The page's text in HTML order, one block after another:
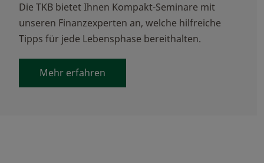
Die TKB bietet Ihnen Kompakt-Seminare mit
unseren Finanzexperten an, welche hilfreiche
Tipps für jede Lebensphase bereithalten.
Mehr erfahren